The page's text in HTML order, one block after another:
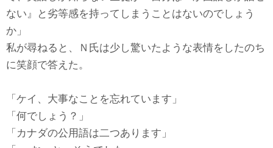
ない』と劣等感を持ってしまうことはないのでしょう
か」
私が尋ねると、Ｎ氏は少し驚いたような表情をしたのち
に笑顔で答えた。
「ケイ、大事なことを忘れています」
「何でしょう？」
「カナダの公用語は二つあります」